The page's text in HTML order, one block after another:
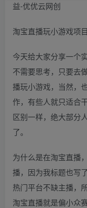
淘宝直播玩小游戏项
今天给大家分享一个
不需要思考，只要去
播玩小游戏，当然，
作，有些人就只适合
区别一样，绝大部分
了。
为什么是在淘宝直播
播，因为我标题也写
热门平台不缺主播，
淘宝直播就是偏小众